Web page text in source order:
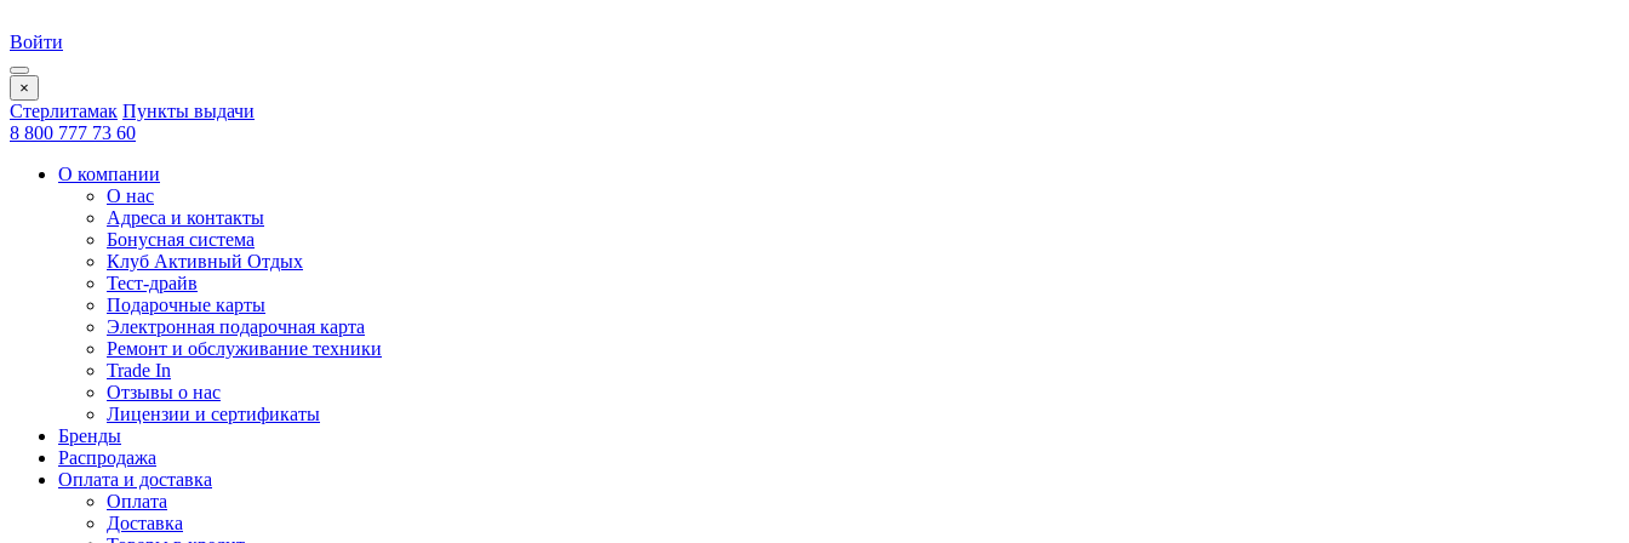
Войти
×
Стерлитамак Пункты выдачи
8 800 777 73 60
О компании
О нас
Адреса и контакты
Бонусная система
Клуб Активный Отдых
Тест-драйв
Подарочные карты
Электронная подарочная карта
Ремонт и обслуживание техники
Trade In
Отзывы о нас
Лицензии и сертификаты
Бренды
Распродажа
Оплата и доставка
Оплата
Доставка